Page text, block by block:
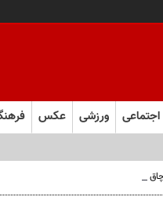
اجتماعی ورزشی عکس
بمانیم!